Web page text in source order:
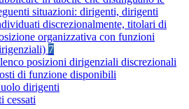
situazioni: dirigenti, dirigenti
discrezionalmente, titolari di
organizzativa con funzioni
7
posizioni dirigenziali discrezionali
di funzione disponibili
dirigenti
cessati